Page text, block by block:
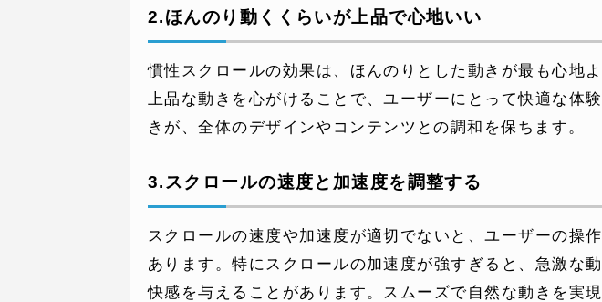
2.ほんのり動くくらいが上品で心地いい
慣性スクロールの効果は、ほんのりとした動きが最も心地
上品な動きを心がけることで、ユーザーにとって快適な体
きが、全体のデザインやコンテンツとの調和を保ちます。
3.スクロールの速度と加速度を調整する
スクロールの速度や加速度が適切でないと、ユーザーの操
あります。特にスクロールの加速度が強すぎると、急激な
快感を与えることがあります。スムーズで自然な動きを実